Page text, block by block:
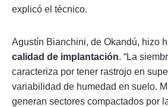
explicó el técnico.
Agustín Bianchini, de Okandú, hizo
calidad de implantación. “La
caracteriza por tener rastrojo en
variabilidad de humedad en suelo.
generan sectores compactados por